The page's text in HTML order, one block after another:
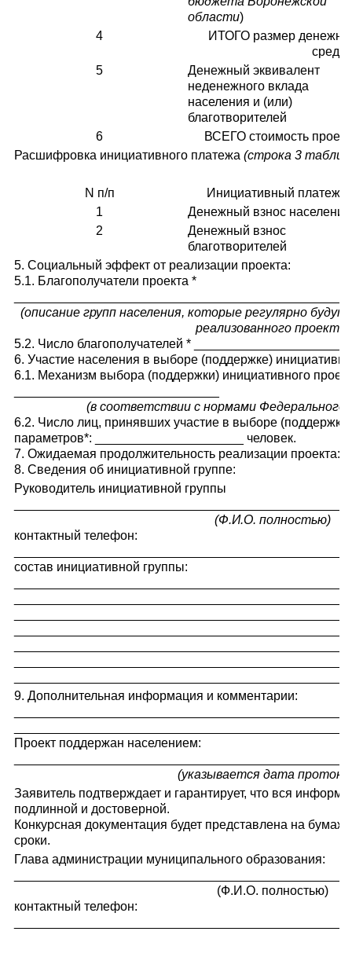
области)
4
ИТОГО размер
5
Денежный эквивалент
неденежного вклада
населения и (или)
благотворителей
6
ВСЕГО стоимость
Расшифровка инициативного платежа (строка 3
N п/п
Инициативный платеж
1
Денежный взнос населения
2
Денежный взнос
благотворителей
5. Социальный эффект от реализации проекта:
5.1. Благополучатели проекта *
(описание групп населения, которые регулярно
реализованного проекта)
5.2. Число благополучателей *
6. Участие населения в выборе (поддержке)
6.1. Механизм выбора (поддержки) инициативного
(в соответствии с нормами Федерального
6.2. Число лиц, принявших участие в выборе
параметров*: _____________________ человек.
7. Ожидаемая продолжительность реализации проекта:
8. Сведения об инициативной группе:
Руководитель инициативной группы
(Ф.И.О. полностью)
контактный телефон:
состав инициативной группы:
9. Дополнительная информация и комментарии:
Проект поддержан населением:
(указывается дата
Заявитель подтверждает и гарантирует, что вся
подлинной и достоверной.
Конкурсная документация будет представлена на
сроки.
Глава администрации муниципального образования:
(Ф.И.О. полностью)
контактный телефон: